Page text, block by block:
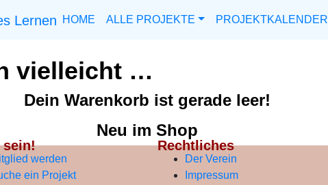
HOME ALLE PROJEKTE PROJEKTKALENDER
vielleicht …
Dein Warenkorb ist gerade leer!
Neu im Shop
sein!
werden
ein Projekt
Rechtliches
Der Verein
Impressum